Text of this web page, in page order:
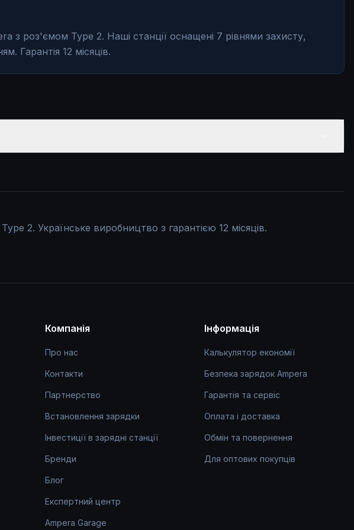
з роз'ємом Type 2. Наші станції оснащені 7 рівнями захисту,
Гарантія 12 місяців.
2. Українське виробництво з гарантією 12 місяців.
Компанія
Про нас
Контакти
Партнерство
Встановлення зарядки
Інвестиції в зарядні станції
Бренди
Блог
Експертний центр
Ampera Garage
Інформація
Калькулятор економії
Безпека зарядок Ampera
Гарантія та сервіс
Оплата і доставка
Обмін та повернення
Для оптових покупців